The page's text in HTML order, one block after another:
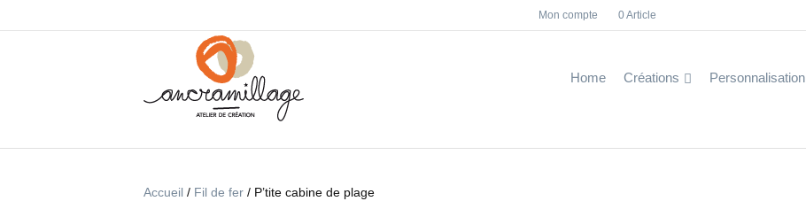
a
n
Mon compte 0 Article
Home Créations Personnalisation
Accueil / Fil de fer / P’tite cabine de plage